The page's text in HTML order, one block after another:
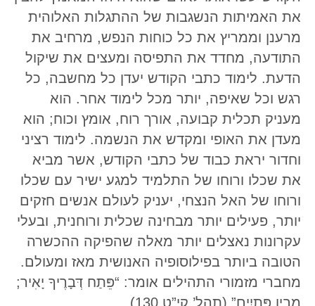
את האמיתות הנשגבות של ההתגלות האלוהית
מרענן וממריץ את כל כוחות הנפש, מרחיב את
התודעה, מחדד את התפיסה ומעצים את שיקול
הדעת. לימוד כתבי הקודש יעדן כל מחשבה, כל
רגש וכל שאיפה, יותר מכל לימוד אחר. הוא
מעניק תכלית קבועה, אורך רוח, אומץ וכוח; הוא
מעדן את האופי ומקדש את הנשמה. לימוד רציני
וחדור יראת כבוד של כתבי הקודש, אשר מביא
את שכלו ורוחו של התלמיד למגע ישיר עם שכלו
ורוחו של האל הנצחי, יעניק לעולם אנשים חזקים
יותר, פעילים יותר מבחינה שכלית ורוחנית, ובעלי
עקרונות נאצלים יותר מאלה שהפיקה ההכשרה
הטובה ביותר בפילוסופיה האנושית מאז ומעולם.
מחברי מזמורי התהילים אומר: “פֵּתַח דְּבָרֶיךָ יָאִיר;
מֵבִין פְּתָיִים” (תהל’ קי”ט 130).